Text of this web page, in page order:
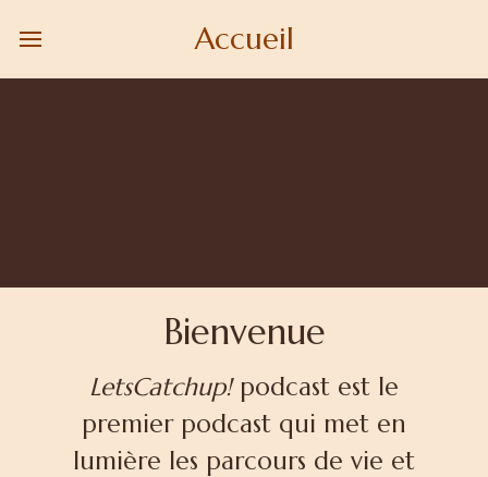
Accueil
Bienvenue
LetsCatchup!podcast est le
premier podcast qui met en
lumière les parcours de vie et